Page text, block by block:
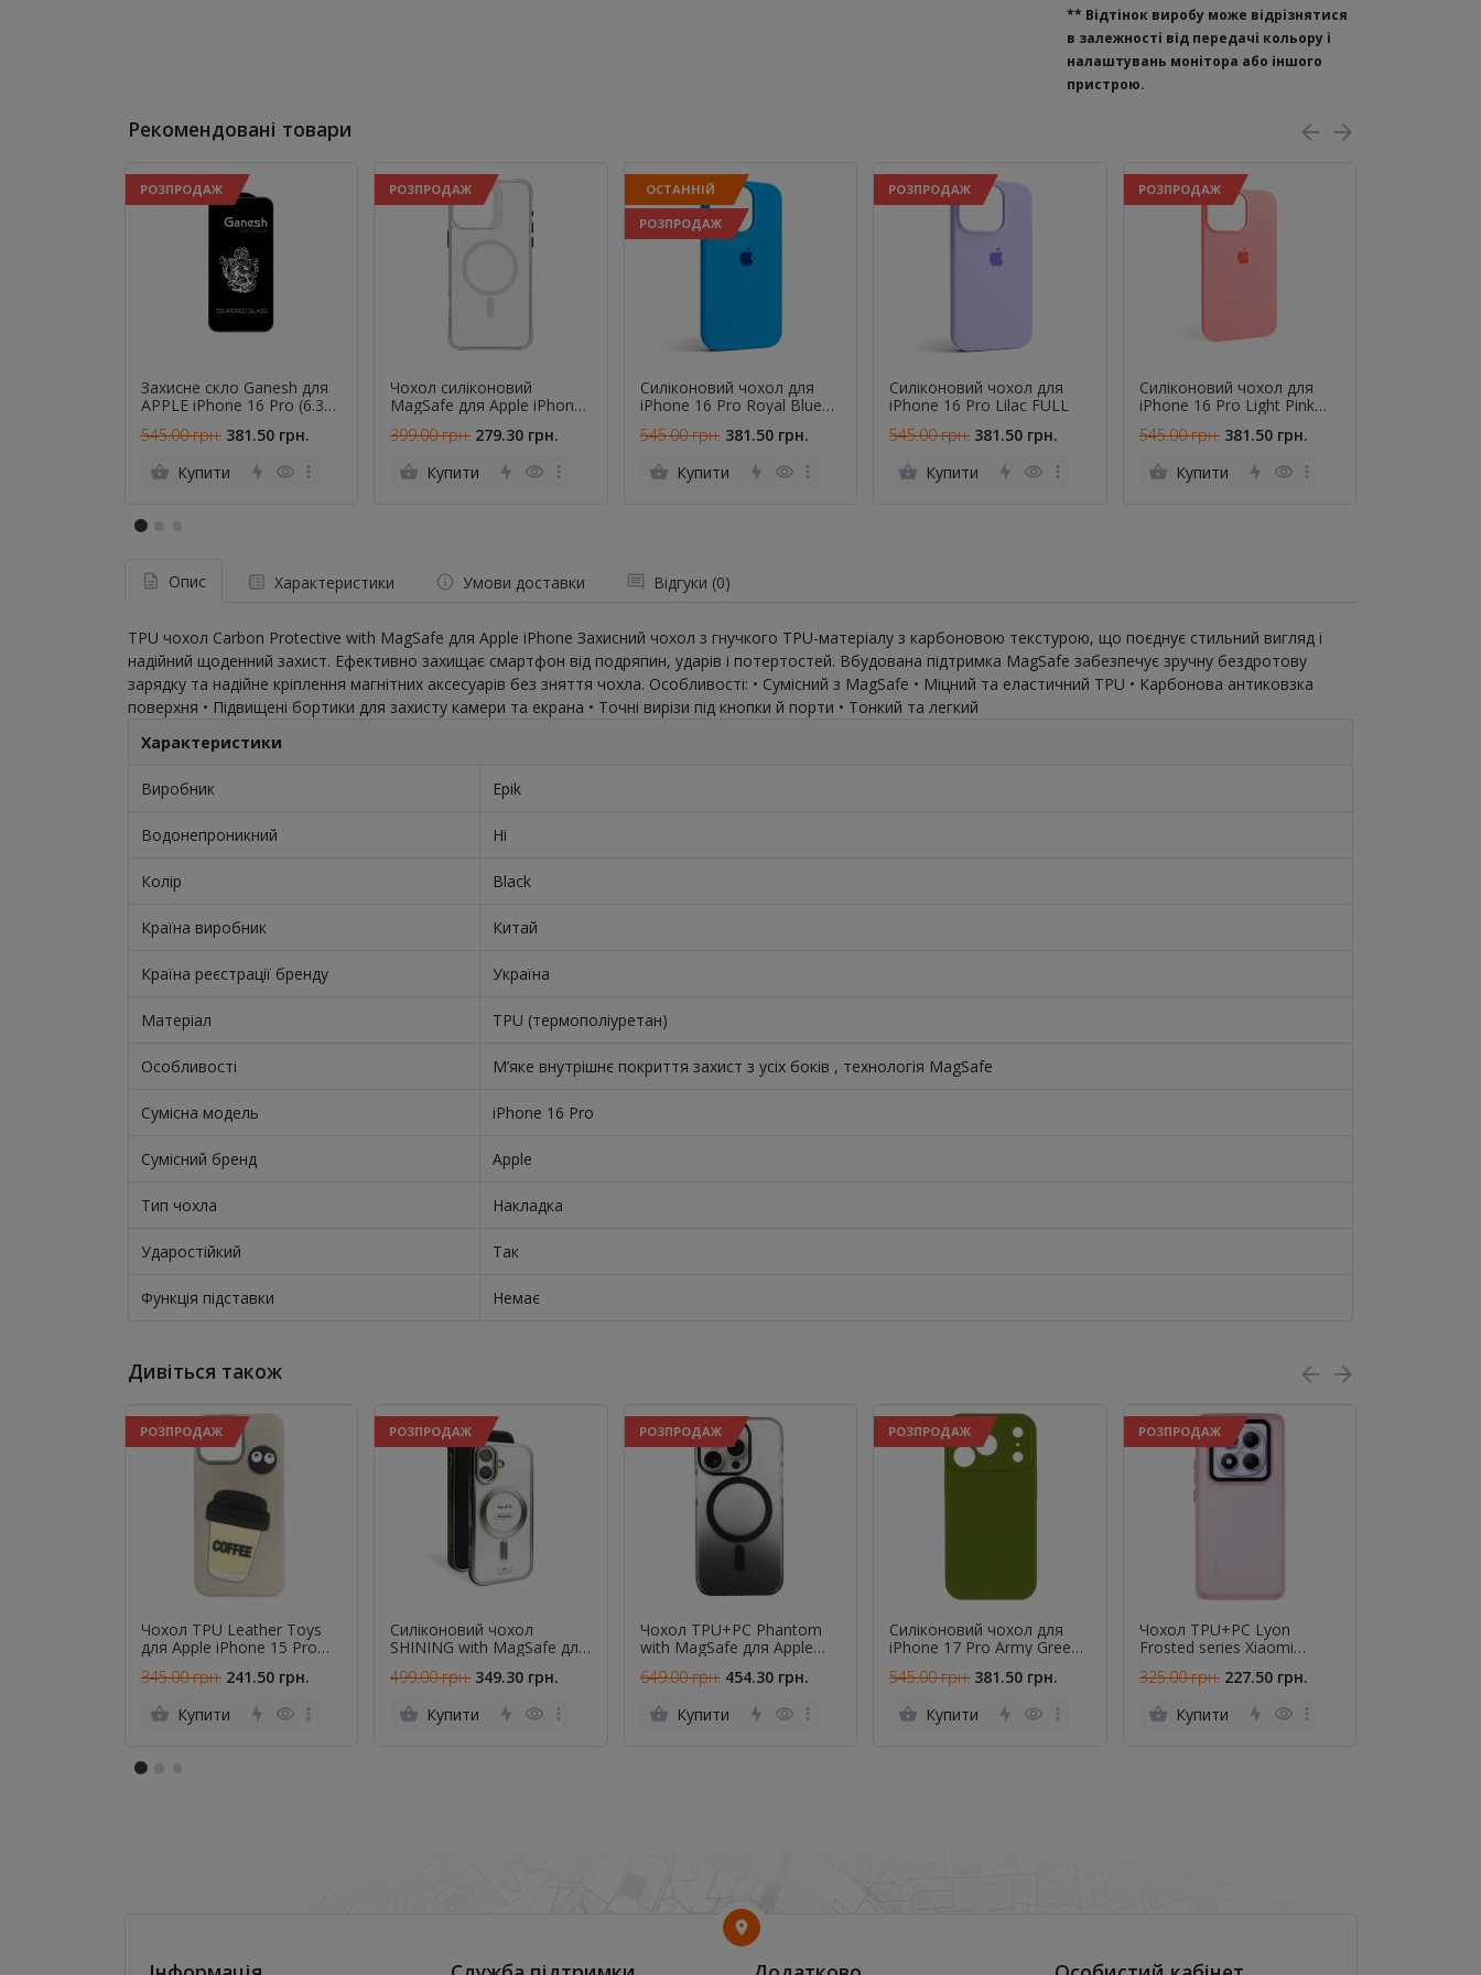
** Відтінок виробу може відрізнятися
в залежності від передачі кольору і
налаштувань монітора або іншого
пристрою.
Рекомендовані товари
РОЗПРОДАЖ
Захисне скло Ganesh для
APPLE iPhone 16 Pro (6.3")
545.00 грн. 381.50 грн.
Купити
РОЗПРОДАЖ
Чохол силіконовий
MagSafe для Apple iPhone
399.00 грн. 279.30 грн.
Купити
ОСТАННІЙ
РОЗПРОДАЖ
Силіконовий чохол для
iPhone 16 Pro Royal Blue
545.00 грн. 381.50 грн.
Купити
РОЗПРОДАЖ
Силіконовий чохол для
iPhone 16 Pro Lilac FULL
545.00 грн. 381.50 грн.
Купити
РОЗПРОДАЖ
Силіконовий чохол для
iPhone 16 Pro Light Pink
545.00 грн. 381.50 грн.
Купити
Опис Характеристики Умови доставки Відгуки (0)
TPU чохол Carbon Protective with MagSafe для Apple iPhone Захисний чохол з гнучкого TPU-матеріалу з карбоновою текстурою, що поєднує стильний вигляд і
надійний щоденний захист. Ефективно захищає смартфон від подряпин, ударів і потертостей. Вбудована підтримка MagSafe забезпечує зручну бездротову
зарядку та надійне кріплення магнітних аксесуарів без зняття чохла. Особливості: • Сумісний з MagSafe • Міцний та еластичний TPU • Карбонова антиковзка
поверхня • Підвищені бортики для захисту камери та екрана • Точні вирізи під кнопки й порти • Тонкий та легкий
Характеристики
Виробник Epik
Водонепроникний Ні
Колір Black
Країна виробник Китай
Країна реєстрації бренду Україна
Матеріал TPU (термополіуретан)
Особливості М’яке внутрішнє покриття захист з усіх боків , технологія MagSafe
Сумісна модель iPhone 16 Pro
Сумісний бренд Apple
Тип чохла Накладка
Ударостійкий Так
Функція підставки Немає
Дивіться також
РОЗПРОДАЖ
Чохол TPU Leather Toys
для Apple iPhone 15 Pro
345.00 грн. 241.50 грн.
Купити
РОЗПРОДАЖ
Силіконовий чохол
SHINING with MagSafe для
499.00 грн. 349.30 грн.
Купити
РОЗПРОДАЖ
Чохол TPU+PC Phantom
with MagSafe для Apple
Black
649.00 грн. 454.30 грн.
Купити
РОЗПРОДАЖ
Силіконовий чохол для
iPhone 17 Pro Army Green
545.00 грн. 381.50 грн.
Купити
РОЗПРОДАЖ
Чохол TPU+PC Lyon
Frosted series Xiaomi
325.00 грн. 227.50 грн.
Купити